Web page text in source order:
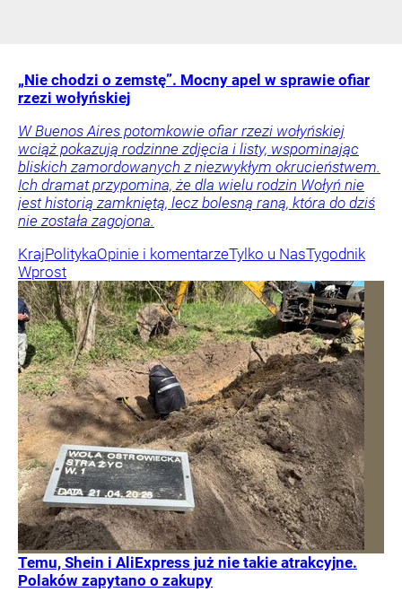
„Nie chodzi o zemstę”. Mocny apel w sprawie ofiar
rzezi wołyńskiej
W Buenos Aires potomkowie ofiar rzezi wołyńskiej
wciąż pokazują rodzinne zdjęcia i listy, wspominając
bliskich zamordowanych z niezwykłym okrucieństwem.
Ich dramat przypomina, że dla wielu rodzin Wołyń nie
jest historią zamkniętą, lecz bolesną raną, która do dziś
nie została zagojona.
KrajPolitykaOpinie i komentarzeTylko u NasTygodnik
Wprost
Temu, Shein i AliExpress już nie takie atrakcyjne.
Polaków zapytano o zakupy